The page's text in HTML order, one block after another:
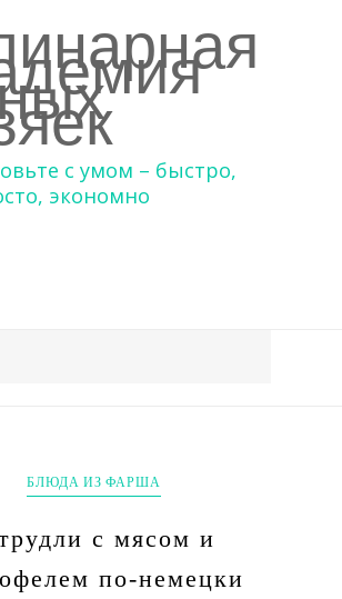
с умом – быстро,
экономно
БЛЮДА ИЗ ФАРША
с мясом и
по-немецки